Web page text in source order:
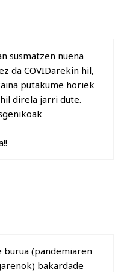
susmatzen nuena
da COVIDarekin hil,
putakume horiek
direla jarri dute.
burua (pandemiaren
bakardade